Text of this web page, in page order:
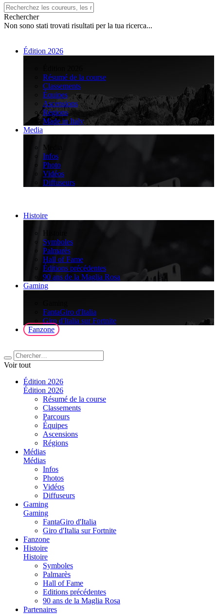
Rechercher
Non sono stati trovati risultati per la tua ricerca...
Édition 2026
Résumé de la course
Classements
Équipes
Ascensions
Régions
Made in Italy
Media
Media
Infos
Photo
Vidéos
Diffuseurs
Histoire
Histoire
Symboles
Palmarès
Hall of Fame
Éditions précédentes
90 ans de la Maglia Rosa
Gaming
FantaGiro d'Italia
Giro d'Italia sur Fortnite
Fanzone
Voir tout
Édition 2026
Édition 2026
Résumé de la course
Classements
Parcours
Équipes
Ascensions
Régions
Médias
Médias
Infos
Photos
Vidéos
Diffuseurs
Gaming
Gaming
FantaGiro d'Italia
Giro d'Italia sur Fortnite
Fanzone
Histoire
Histoire
Symboles
Palmarès
Hall of Fame
Editions précédentes
90 ans de la Maglia Rosa
Partenaires